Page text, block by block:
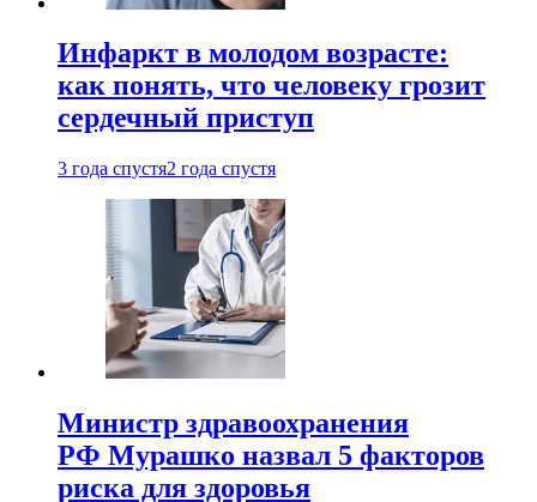
Инфаркт в молодом возрасте:
как понять, что человеку грозит
сердечный приступ
3 года спустя2 года спустя
Министр здравоохранения
РФ Мурашко назвал 5 факторов
риска для здоровья